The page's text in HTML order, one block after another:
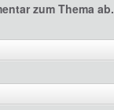
zum Thema ab.